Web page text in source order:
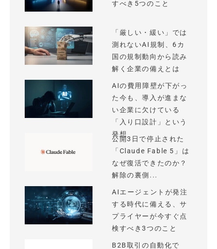
すべき5つのこと
「厳しい・緩い」では
測れないAI規制、6カ
国の規制動向から読み
解く企業の備えとは
AIの費用障壁が下がっ
た今も、導入が進まな
い企業に欠けている
「入り口設計」という
発想
公開3日で停止された
「Claude Fable 5」は
なぜ復活できたのか？
解除の裏側...
AIエージェントが発注
する時代に備える、サ
プライヤーが今すぐ点
検すべき3つのこと
B2B取引の自動化で